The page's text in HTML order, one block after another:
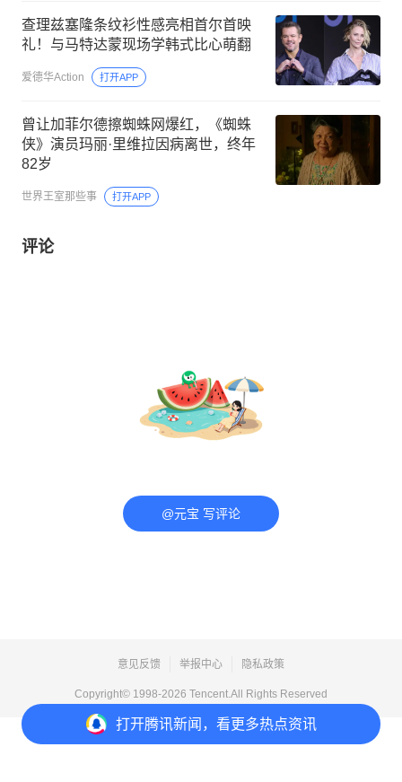
打开腾讯新闻，看更多热点资讯
查理兹塞隆条纹衫性感亮相首尔首映
礼！与马特达蒙现场学韩式比心萌翻
爱德华Action 打开APP
曾让加菲尔德擦蜘蛛网爆红，《蜘蛛
侠》演员玛丽·里维拉因病离世，终年
82岁
世界王室那些事 打开APP
评论
@元宝 写评论
意见反馈 举报中心 隐私政策
Copyright© 1998-2026 Tencent.All Rights Reserved